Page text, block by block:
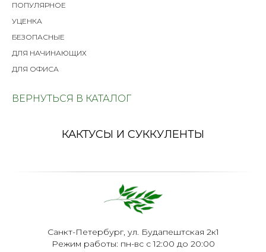
ПОПУЛЯРНОЕ
УЦЕНКА
БЕЗОПАСНЫЕ
ДЛЯ НАЧИНАЮЩИХ
ДЛЯ ОФИСА
ВЕРНУТЬСЯ В КАТАЛОГ
КАКТУСЫ И СУККУЛЕНТЫ
Санкт-Петербург, ул. Будапештская 2к1
Режим работы: пн-вс с 12:00 до 20:00